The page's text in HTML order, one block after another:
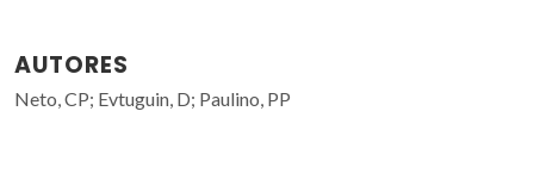
AUTORES
Neto, CP; Evtuguin, D; Paulino, PP